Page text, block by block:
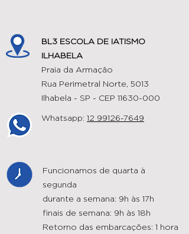
BL3 ESCOLA DE IATISMO
ILHABELA
Praia da Armação
Rua Perimetral Norte, 5013
Ilhabela - SP - CEP 11630-000
Whatsapp: 12 99126-7649
Funcionamos de quarta à
segunda
durante a semana: 9h às 17h
finais de semana: 9h às 18h
Retorno das embarcações: 1 hora